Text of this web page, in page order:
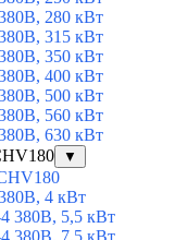
280 кВт
315 кВт
350 кВт
400 кВт
500 кВт
560 кВт
630 кВт
▼
4 кВт
380В, 5,5 кВт